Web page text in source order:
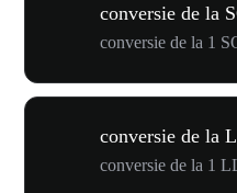
conversie de la
conversie de la 1
conversie de la
conversie de la 1